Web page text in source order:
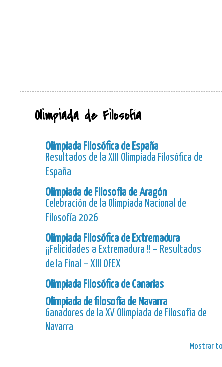
Olimpiada de Filosofía
Olimpiada Filosófica de España
Resultados de la XIII Olimpiada Filosófica de
España
Olimpiada de Filosofía de Aragón
Celebración de la Olimpiada Nacional de
Filosofía 2026
Olimpiada Filosófica de Extremadura
¡¡Felicidades a Extremadura !! – Resultados
de la Final – XIII OFEX
Olimpiada Filosófica de Canarias
Olimpiada de filosofía de Navarra
Ganadores de la XV Olimpiada de Filosofía de
Navarra
Mostrar